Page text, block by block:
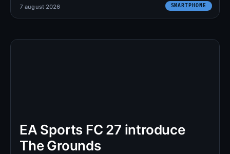
SMARTPHONE
7 august 2026
EA Sports FC 27 introduce
The Grounds